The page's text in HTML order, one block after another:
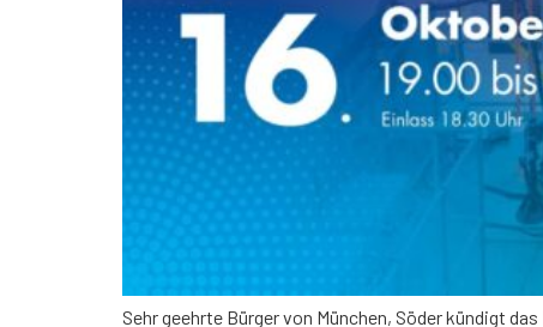
Sehr geehrte Bürger von München, Söder kündigt